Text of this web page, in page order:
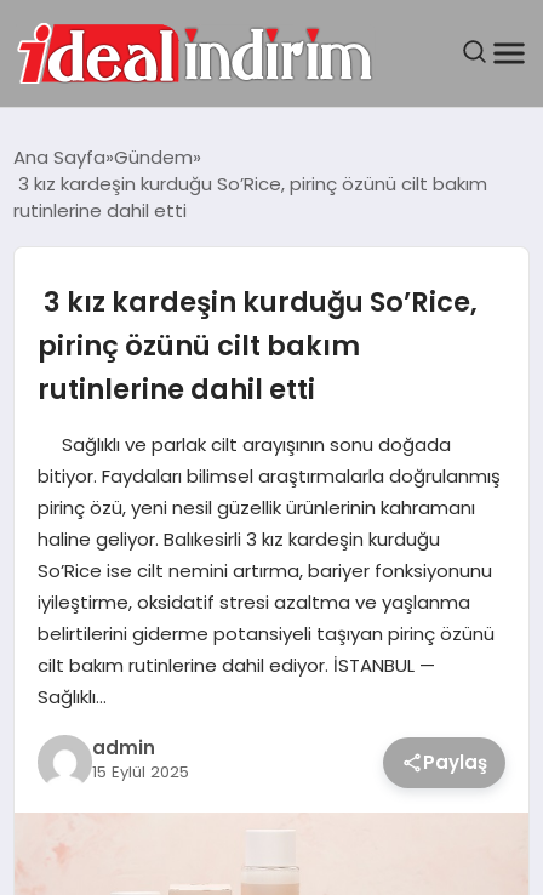
BILGISAYAR
TEKNOLOJI
YAŞAM
Ana Sayfa Gündem
3 kız kardeşin kurduğu So’Rice, pirinç özünü cilt bakım
rutinlerine dahil etti
3 kız kardeşin kurduğu So’Rice,
pirinç özünü cilt bakım
rutinlerine dahil etti
Sağlıklı ve parlak cilt arayışının sonu doğada
bitiyor. Faydaları bilimsel araştırmalarla doğrulanmış
pirinç özü, yeni nesil güzellik ürünlerinin kahramanı
haline geliyor. Balıkesirli 3 kız kardeşin kurduğu
So’Rice ise cilt nemini artırma, bariyer fonksiyonunu
iyileştirme, oksidatif stresi azaltma ve yaşlanma
belirtilerini giderme potansiyeli taşıyan pirinç özünü
cilt bakım rutinlerine dahil ediyor. İSTANBUL —
Sağlıklı…
admin
15 Eylül 2025 Paylaş